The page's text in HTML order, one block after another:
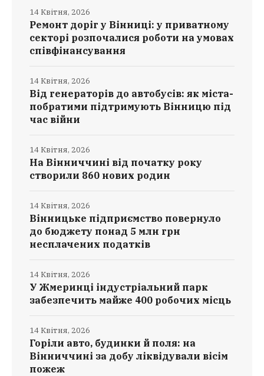
Ремонт доріг у Вінниці: у приватному
секторі розпочалися роботи на умовах
співфінансування
14 Квітня, 2026
Від генераторів до автобусів: як міста-
побратими підтримують Вінницю під
час війни
14 Квітня, 2026
На Вінниччині від початку року
створили 860 нових родин
14 Квітня, 2026
Вінницьке підприємство повернуло
до бюджету понад 5 млн грн
несплачених податків
14 Квітня, 2026
У Жмеринці індустріальний парк
забезпечить майже 400 робочих місць
14 Квітня, 2026
Горіли авто, будинки й поля: на
Вінниччині за добу ліквідували вісім
пожеж
14 Квітня, 2026